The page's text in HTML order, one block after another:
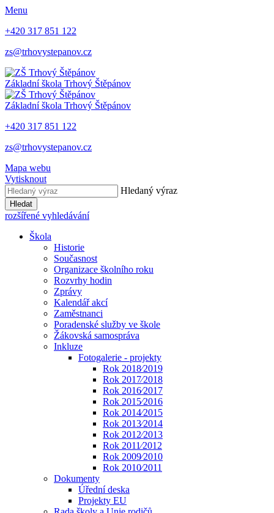
Menu
+420 317 851 122
zs@trhovystepanov.cz
Základní škola Trhový Štěpánov
Základní škola Trhový Štěpánov
+420 317 851 122
zs@trhovystepanov.cz
Mapa webu
Vytisknout
Hledaný výraz
Hledat
rozšířené vyhledávání
Škola
Historie
Současnost
Organizace školního roku
Rozvrhy hodin
Zprávy
Kalendář akcí
Zaměstnanci
Poradenské služby ve škole
Žákovská samospráva
Inkluze
Fotogalerie - projekty
Rok 2018⁄2019
Rok 2017⁄2018
Rok 2016⁄2017
Rok 2015⁄2016
Rok 2014⁄2015
Rok 2013⁄2014
Rok 2012⁄2013
Rok 2011⁄2012
Rok 2009⁄2010
Rok 2010⁄2011
Dokumenty
Úřední deska
Projekty EU